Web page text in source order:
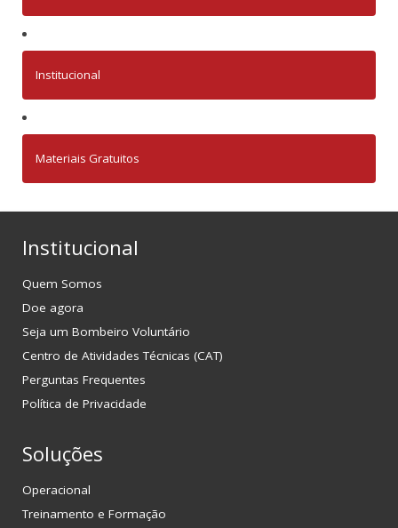
Institucional
Materiais Gratuitos
Institucional
Quem Somos
Doe agora
Seja um Bombeiro Voluntário
Centro de Atividades Técnicas (CAT)
Perguntas Frequentes
Política de Privacidade
Soluções
Operacional
Treinamento e Formação